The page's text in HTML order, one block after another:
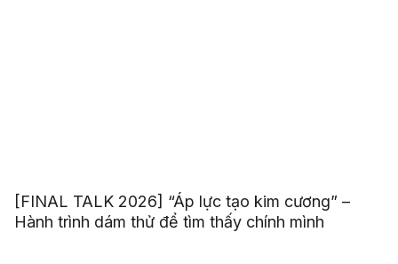
[FINAL TALK 2026] “Áp lực tạo kim cương” –
Hành trình dám thử để tìm thấy chính mình